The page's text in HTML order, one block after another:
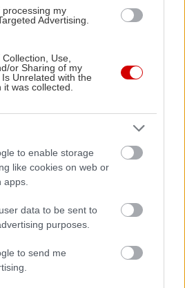
my
Advertising.
Use,
or Sharing of my
Unrelated with the
was collected.
to enable storage
like cookies on web or
data to be sent to
purposes.
to send me